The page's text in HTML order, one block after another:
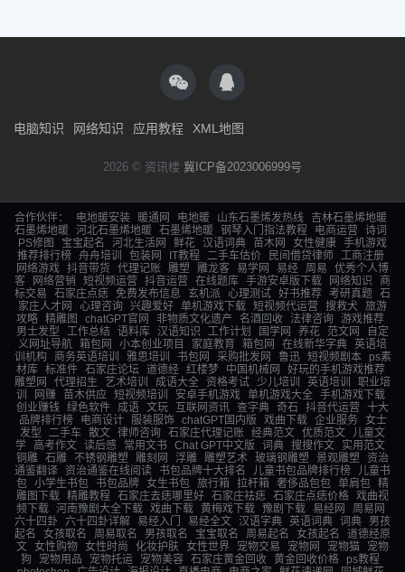
电脑知识 网络知识 应用教程 XML地图
2026 © 资讯楼 冀ICP备2023006999号
合作伙伴： 电地暖安装 暖通网 电地暖 山东石墨烯发热线
吉林石墨烯地暖
石墨烯地暖
河北石墨烯地暖 石墨烯地暖 钢琴入门指法教程 电商运营
诗词
PS修图
宝宝起名 河北生活网 鲜花 汉语词典 苗木网 女性健康 手机游戏
推荐排行榜
舟舟培训 包装网 IT教程 二手车估价 民间借贷律师
工商注册
网络游戏 抖音带货 代理记账 雕塑 雕龙客 易学网 易经 周易
优秀个人博
客
网络营销 短视频运营 抖音运营 在线题库 手游安卓版下载 网络知识
商
标交易
石家庄点痣 免费发布信息 玄机派 心理测试 好书推荐 考研真题 石
家庄人才网
心理咨询 兴趣爱好 单机游戏下载 短视频代运营 搜救犬 旅游
攻略 精雕图 chatGPT官网 非物质文化遗产 名酒回收 法律咨询 游戏推荐
男士发型
工作总结 语料库 汉语知识 工作计划 国学网 养花 范文网
自定
义网址导航 箱包网 小本创业项目 家庭教育 箱包网 在线新华字典 英语培
训机构
商务英语培训 雅思培训 书包网 采购批发网 鲁迅 短视频剧本
ps素
材库
标准件 石家庄论坛 道德经 红楼梦 中国机械网
好玩的手机游戏推荐
雕塑网
代理招生 艺术培训 成语大全 资格考试 少儿培训 英语培训
职业培
训
网赚 苗木供应 短视频培训 安卓手机游戏 单机游戏大全
手机游戏下载
创业赚钱
绿色软件 成语 文玩 互联网资讯 查字典 奇石 抖音代运营 十大
品牌排行榜
电商设计 服装服饰 chatGPT国内版 戏曲下载 企业服务
女士
发型
二手车 散文 律师咨询 石家庄代理记账 经典范文 优质范文
儿童文
学 高考作文 读后感 常用文书 Chat GPT中文版 词典 搜搜作文
实用范文
铜雕 石雕 不锈钢雕塑 雕刻网 浮雕 雕塑艺术 玻璃钢雕塑 景观雕塑
资治
通鉴翻译
资治通鉴在线阅读 书包品牌十大排名 儿童书包品牌排行榜
儿童书
包 小学生书包 书包品牌 女生书包 旅行箱 拉杆箱 奢侈品包包 单肩包 精
雕图下载 精雕教程 石家庄去痣哪里好 石家庄祛痣 石家庄点痣价格 戏曲视
频下载
河南豫剧大全下载 戏曲下载 黄梅戏下载 豫剧下载 易经网
周易网
六十四卦
六十四卦详解 易经入门 易经全文 汉语字典 英语词典 词典
男孩
起名
女孩取名 周易取名 男孩取名 宝宝取名 周易起名 女孩起名
道德经原
文 女性购物 女性时尚 化妆护肤 女性世界 宠物交易 宠物网 宠物猫
宠物
狗
宠物用品 宠物托运 宠物美容 石家庄黄金回收 黄金回收价格
ps教程